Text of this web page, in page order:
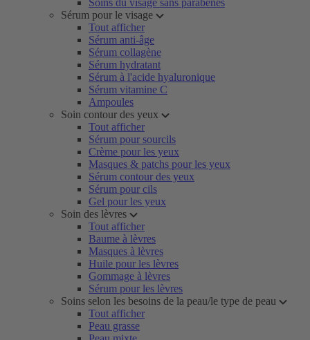
Soins du visage sans parabènes
Sérum pour le visage
Tout afficher
Sérum anti-âge
Sérum collagène
Sérum hydratant
Sérum à l'acide hyaluronique
Sérum vitamine C
Ampoules
Soin contour des yeux
Tout afficher
Sérum pour sourcils
Crème pour les yeux
Masques & patchs pour les yeux
Sérum contour des yeux
Sérum pour cils
Gel pour les yeux
Soin des lèvres
Tout afficher
Baume à lèvres
Masques à lèvres
Huile pour les lèvres
Gommage à lèvres
Sérum pour les lèvres
Soins selon les besoins de la peau/le type de peau
Tout afficher
Peau grasse